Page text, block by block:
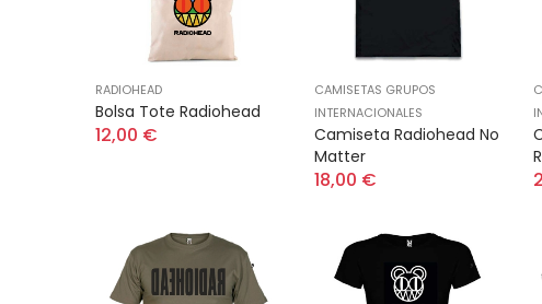
RADIOHEAD
Bolsa Tote Radiohead
12,00 €
CAMISETAS GRUPOS
INTERNACIONALES
Camiseta Radiohead No
Matter
18,00 €